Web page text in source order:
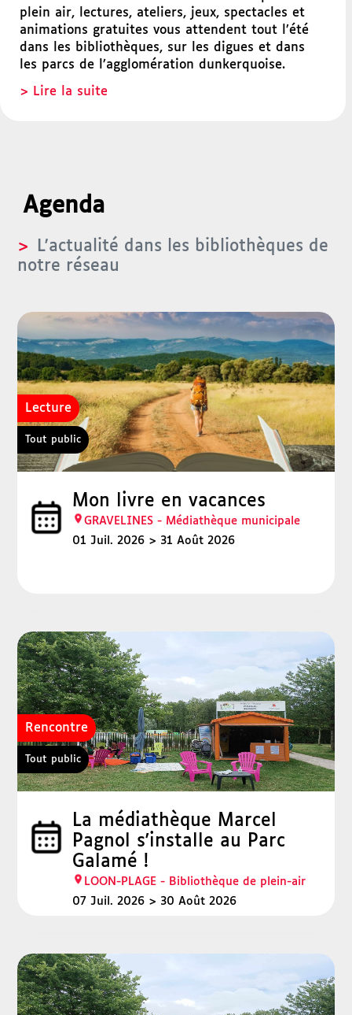
plein air, lectures, ateliers, jeux, spectacles et
animations gratuites vous attendent tout l’été
dans les bibliothèques, sur les digues et dans
les parcs de l’agglomération dunkerquoise.
Lire la suite
Agenda
L'actualité dans les bibliothèques de
notre réseau
Lecture
Tout public
Mon livre en vacances
GRAVELINES - Médiathèque municipale
01 Juil. 2026
31 Août 2026
Rencontre
Tout public
La médiathèque Marcel
Pagnol s'installe au Parc
Galamé !
LOON-PLAGE - Bibliothèque de plein-air
07 Juil. 2026
30 Août 2026